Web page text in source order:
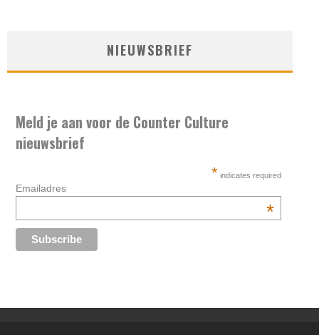
NIEUWSBRIEF
Meld je aan voor de Counter Culture
nieuwsbrief
* indicates required
Emailadres
*